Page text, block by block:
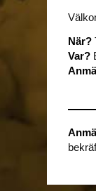
När?
Var?